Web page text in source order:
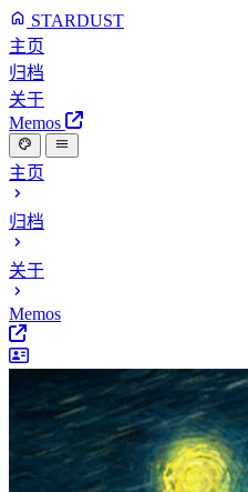
STARDUST
主页
归档
关于
Memos
主页
归档
关于
Memos